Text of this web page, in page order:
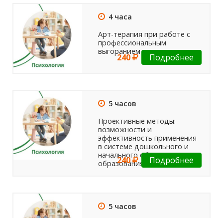
4 часа
Арт-терапия при работе с
профессиональным
выгоранием педагогов
240 Подробнее
5 часов
Проективные методы:
возможности и
эффективность применения
в системе дошкольного и
начального общего
образования
240 Подробнее
5 часов